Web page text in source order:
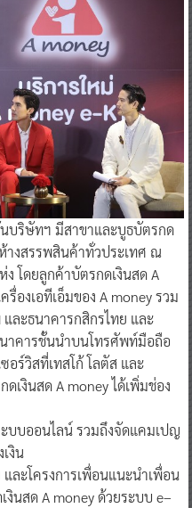
บริษัทฯ มีสาขาและบูธบัตรกด
างสรรพสินค้าทั่วประเทศ ณ
โดยลูกค้าบัตรกดเงินสด A
รื่องเอทีเอ็มของ A money รวม
ละธนาคารกสิกรไทย และ
าคารชั้นนำบนโทรศัพท์มือถือ
ร์วิสที่เทสโก้ โลตัส และ
เงินสด A money ได้เพิ่มช่อง
บบออนไลน์ รวมถึงจัดแคมเปญ
งิน
ะโครงการเพื่อนแนะนำเพื่อน
นสด A money ด้วยระบบ e–